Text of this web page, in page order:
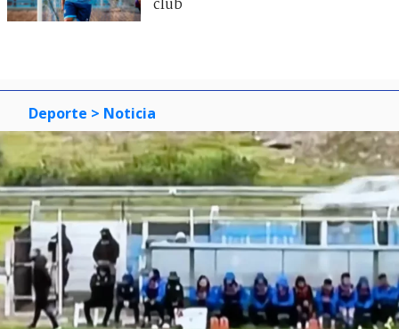
club
Deporte > Noticia